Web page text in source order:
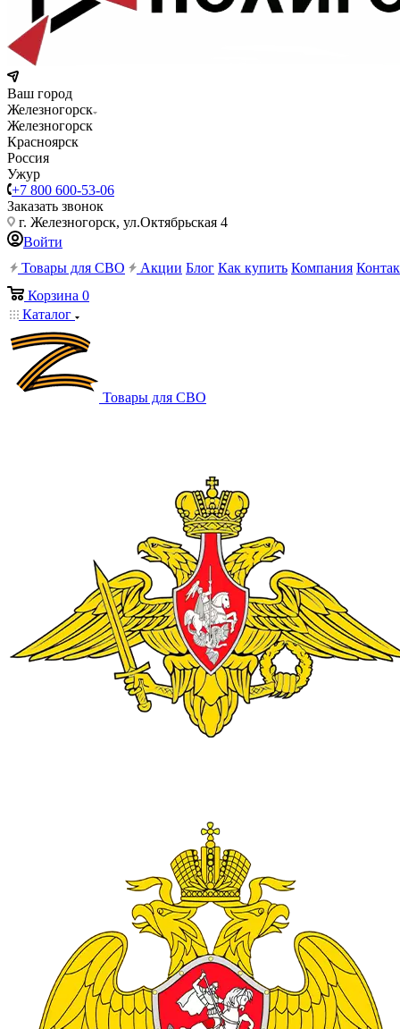
Ваш город
Железногорск
Железногорск
Красноярск
Россия
Ужур
+7 800 600-53-06
Заказать звонок
г. Железногорск, ул.Октябрьская 4
Войти
Товары для СВО
Акции Блог Как купить Компания
Корзина 0
Каталог
Товары для СВО